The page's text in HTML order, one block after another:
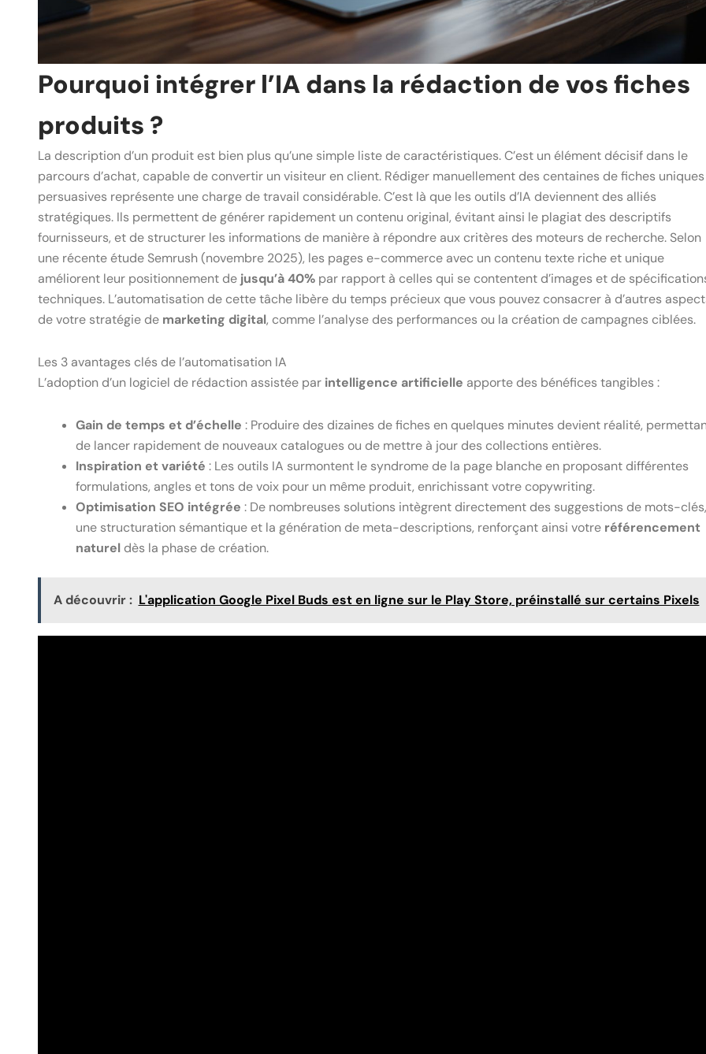
Pourquoi intégrer l’IA dans la rédaction de vos fiches
produits ?
La description d’un produit est bien plus qu’une simple liste de caractéristiques. C’est un élément décisif dans le
parcours d’achat, capable de convertir un visiteur en client. Rédiger manuellement des centaines de fiches
persuasives représente une charge de travail considérable. C’est là que les outils d’IA deviennent des alliés
stratégiques. Ils permettent de générer rapidement un contenu original, évitant ainsi le plagiat des descriptifs
fournisseurs, et de structurer les informations de manière à répondre aux critères des moteurs de recherche. Selon
une récente étude Semrush (novembre 2025), les pages e-commerce avec un contenu texte riche et unique
améliorent leur positionnement de jusqu’à 40%par rapport à celles qui se contentent d’images et de
techniques. L’automatisation de cette tâche libère du temps précieux que vous pouvez consacrer à d’autres
de votre stratégie de marketing digital, comme l’analyse des performances ou la création de campagnes ciblées.
Les 3 avantages clés de l’automatisation IA
L’adoption d’un logiciel de rédaction assistée par intelligence artificielle apporte des bénéfices tangibles :
Gain de temps et d’échelle : Produire des dizaines de fiches en quelques minutes devient réalité,
de lancer rapidement de nouveaux catalogues ou de mettre à jour des collections entières.
Inspiration et variété : Les outils IA surmontent le syndrome de la page blanche en proposant différentes
formulations, angles et tons de voix pour un même produit, enrichissant votre copywriting.
Optimisation SEO intégrée : De nombreuses solutions intègrent directement des suggestions de mots-clés,
une structuration sémantique et la génération de meta-descriptions, renforçant ainsi votre référencement
natureldès la phase de création.
A découvrir : L'application Google Pixel Buds est en ligne sur le Play Store, préinstallé sur certains Pixels